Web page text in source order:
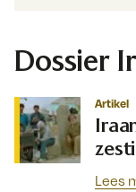
Dossier
Artikel
Lees